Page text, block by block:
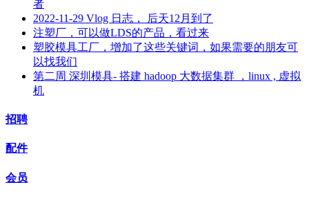
者
2022-11-29 Vlog 日志， 后天12月到了
注塑厂，可以做LDS的产品，看过来
塑胶模具工厂，增加了这些关键词，如果需要的朋友可
以找我们
第二周 深圳模具- 搭建 hadoop 大数据集群 ，linux , 虚拟
机
招聘
配件
会员